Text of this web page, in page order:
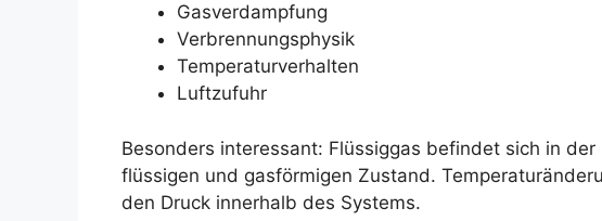
Gasverdampfung
Verbrennungsphysik
Temperaturverhalten
Luftzufuhr
Besonders interessant: Flüssiggas befindet sich in
flüssigen und gasförmigen Zustand.
den Druck innerhalb des Systems.